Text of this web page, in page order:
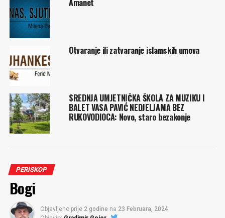
Amanet
Otvaranje ili zatvaranje islamskih umova
SREDNJA UMJETNIČKA ŠKOLA ZA MUZIKU I
BALET VASA PAVIĆ NEDJELJAMA BEZ
RUKOVODIOCA: Novo, staro bezakonje
PERISKOP
Bogi
Objavljeno prije 2 godine na 23 Februara, 2024